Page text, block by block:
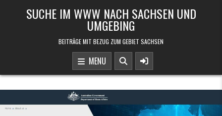
SUCHE IM WWW NACH SACHSEN UND
UMGEBING
BEITRÄGE MIT BEZUG ZUM GEBIET SACHSEN
MENU